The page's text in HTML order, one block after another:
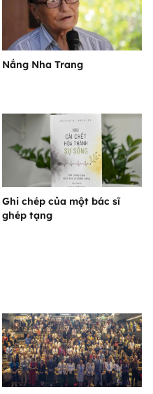
Nắng Nha Trang
Ghi chép của một bác sĩ
ghép tạng